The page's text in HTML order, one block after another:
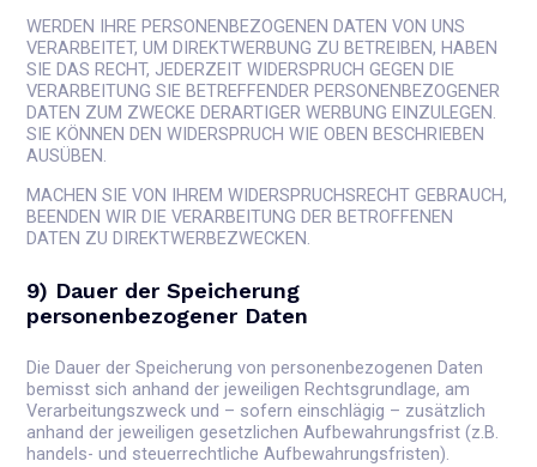
WERDEN IHRE PERSONENBEZOGENEN DATEN VON UNS
VERARBEITET, UM DIREKTWERBUNG ZU BETREIBEN, HABEN
SIE DAS RECHT, JEDERZEIT WIDERSPRUCH GEGEN DIE
VERARBEITUNG SIE BETREFFENDER PERSONENBEZOGENER
DATEN ZUM ZWECKE DERARTIGER WERBUNG EINZULEGEN.
SIE KÖNNEN DEN WIDERSPRUCH WIE OBEN BESCHRIEBEN
AUSÜBEN.
MACHEN SIE VON IHREM WIDERSPRUCHSRECHT GEBRAUCH,
BEENDEN WIR DIE VERARBEITUNG DER BETROFFENEN
DATEN ZU DIREKTWERBEZWECKEN.
9) Dauer der Speicherung
personenbezogener Daten
Die Dauer der Speicherung von personenbezogenen Daten
bemisst sich anhand der jeweiligen Rechtsgrundlage, am
Verarbeitungszweck und – sofern einschlägig – zusätzlich
anhand der jeweiligen gesetzlichen Aufbewahrungsfrist (z.B.
handels- und steuerrechtliche Aufbewahrungsfristen).